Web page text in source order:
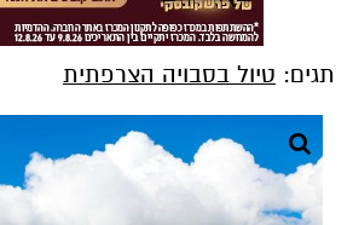
תגים: טיול בסבויה הצרפתית